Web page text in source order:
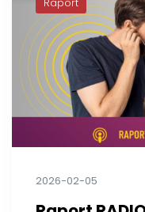
Raport
2026-02-05